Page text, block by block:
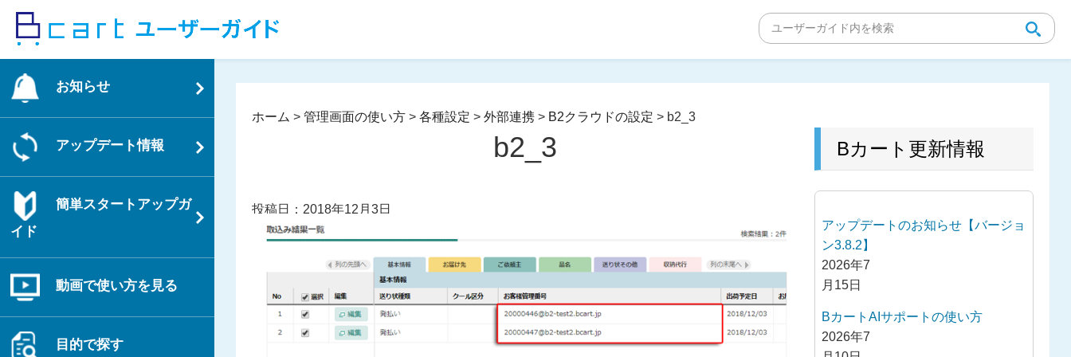
ッ
お知らせ
アップデート情報
簡単スタートアップガ
イド
動画で使い方を見る
目的で探す
ホーム >管理画面の使い方 >各種設定 >外部連携 > B2クラウドの設定 > b2_3
b2_3
投稿日：2018年12月3日
Bカート更新情報
アップデートのお知らせ【バージョ
ン3.8.2】
2026年7
月15日
BカートAIサポートの使い方
2026年7